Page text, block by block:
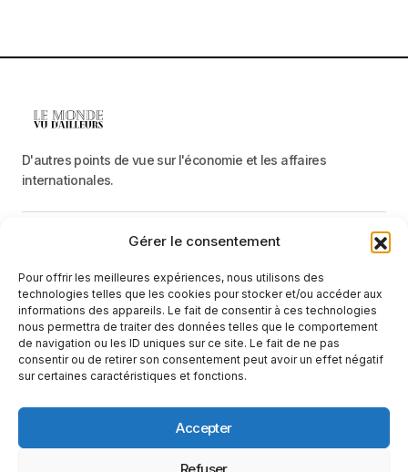
Gérer le consentement
Pour offrir les meilleures expériences, nous utilisons des
technologies telles que les cookies pour stocker et/ou accéder aux
informations des appareils. Le fait de consentir à ces technologies
nous permettra de traiter des données telles que le comportement
de navigation ou les ID uniques sur ce site. Le fait de ne pas
consentir ou de retirer son consentement peut avoir un effet négatif
sur certaines caractéristiques et fonctions.
Accepter
Refuser
D'autres points de vue sur l'économie et les affaires
internationales.
Catégories
Recevez une information neutre et factuelle
E-mail
En cliquant sur le bouton « S'abonner », vous confirmez que vous
avez lu et que vous acceptez notrepolitique de confidentialité
conditions d'utilisation.